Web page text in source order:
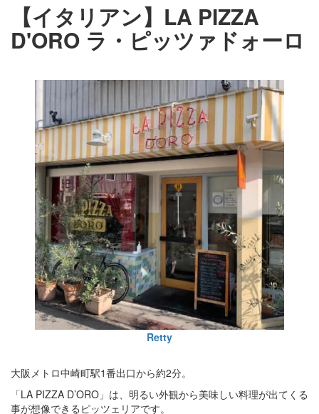
【イタリアン】LA PIZZA
D'ORO ラ・ピッツァドォーロ
Retty
大阪メトロ中崎町駅1番出口から約2分。
「LA PIZZA D’ORO」は、明るい外観から美味しい料理が出てくる
事が想像できるピッツェリアです。